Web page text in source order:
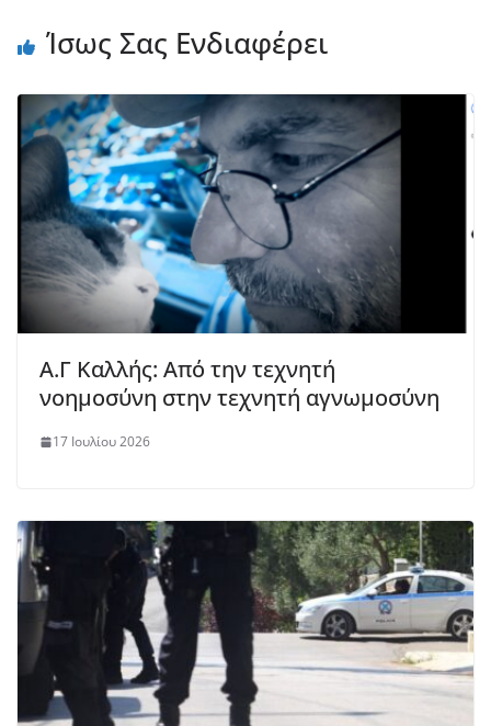
Ίσως Σας Ενδιαφέρει
Α.Γ Καλλής: Από την τεχνητή
νοημοσύνη στην τεχνητή αγνωμοσύνη
17 Ιουλίου 2026